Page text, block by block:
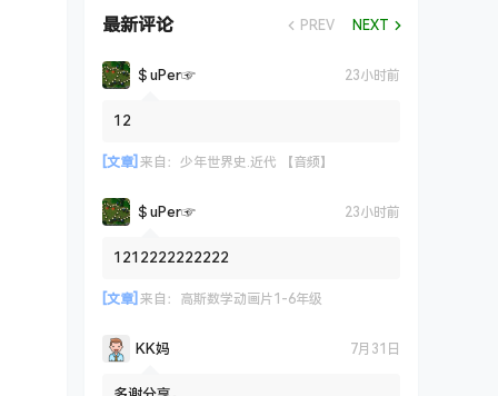
最新评论 PREV NEXT
＄uΡer☞ 23小时前
12
[文章] 来自： 少年世界史.近代 【音频】
＄uΡer☞ 23小时前
1212222222222
[文章] 来自： 高斯数学动画片1-6年级
KK妈 7月31日